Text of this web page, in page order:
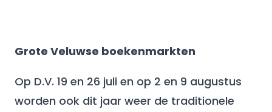
Grote Veluwse boekenmarkten
Op D.V. 19 en 26 juli en op 2 en 9 augustus
worden ook dit jaar weer de traditionele